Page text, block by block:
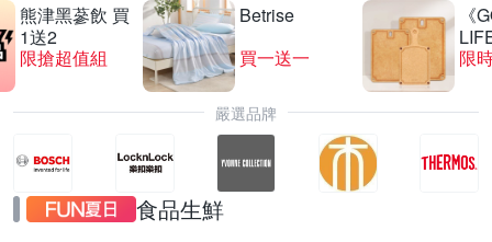
熊津黑蔘飲 買
1送2
限搶超值組
Betrise
買一送一
《
限
嚴選品牌
食品生鮮